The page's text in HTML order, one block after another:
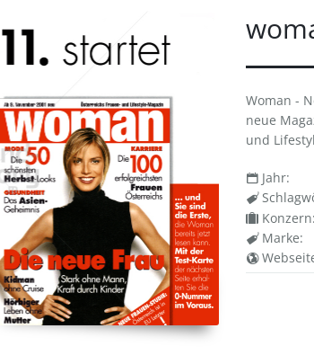
Woman -
neue
und
Jahr:
Konzern:
Marke: